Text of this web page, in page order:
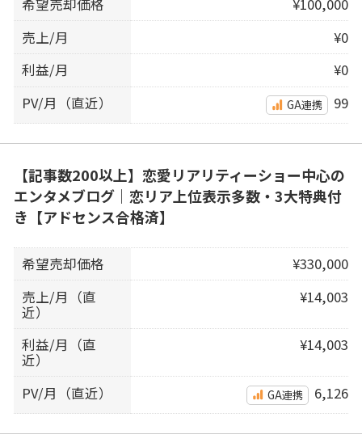
希望売却価格
¥100,000
売上/月
¥0
利益/月
¥0
PV/月（直近）
GA連携 99
【記事数200以上】恋愛リアリティーショー中心の
エンタメブログ｜恋リア上位表示多数・3大特典付
き【アドセンス合格済】
希望売却価格
¥330,000
売上/月（直
近）
¥14,003
利益/月（直
近）
¥14,003
PV/月（直近） GA連携 6,126